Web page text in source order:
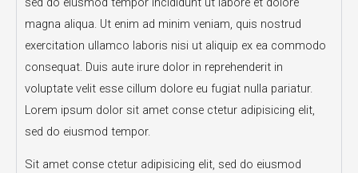
magna aliqua. Ut enim ad minim veniam, quis nostrud
exercitation ullamco laboris nisi ut aliquip ex ea commodo
consequat. Duis aute irure dolor in reprehenderit in
voluptate velit esse cillum dolore eu fugiat nulla pariatur.
Lorem ipsum dolor sit amet conse ctetur adipisicing elit,
sed do eiusmod tempor.
Sit amet conse ctetur adipisicing elit, sed do eiusmod